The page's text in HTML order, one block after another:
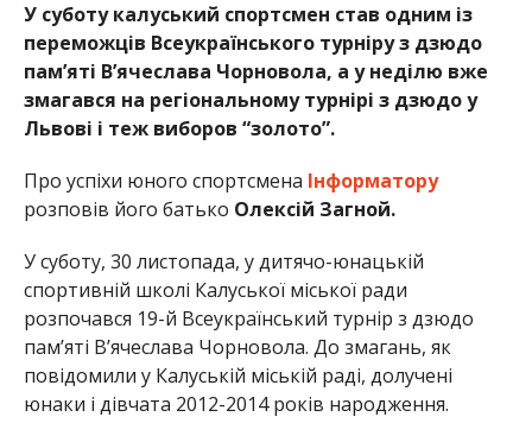
У суботу калуський спортсмен став одним із
переможців Всеукраїнського турніру з дзюдо
пам’яті В’ячеслава Чорновола, а у неділю вже
змагався на регіональному турнірі з дзюдо у
Львові і теж виборов “золото”.
Про успіхи юного спортсмена Інформатору
розповів його батько Олексій Загной.
У суботу, 30 листопада, у дитячо-юнацькій
спортивній школі Калуської міської ради
розпочався 19-й Всеукраїнський турнір з дзюдо
пам’яті В’ячеслава Чорновола. До змагань, як
повідомили у Калуській міській раді, долучені
юнаки і дівчата 2012-2014 років народження.